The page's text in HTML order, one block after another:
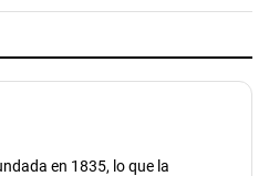
en 1835, lo que la